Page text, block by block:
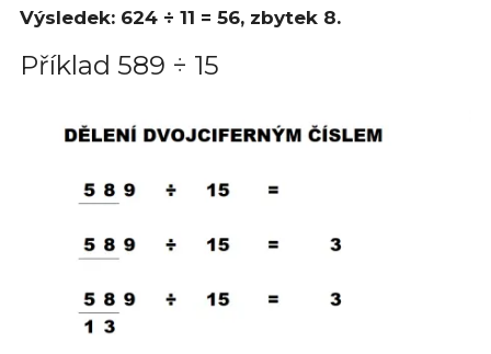
Výsledek: 624 ÷ 11 = 56, zbytek 8.
Příklad 589 ÷ 15